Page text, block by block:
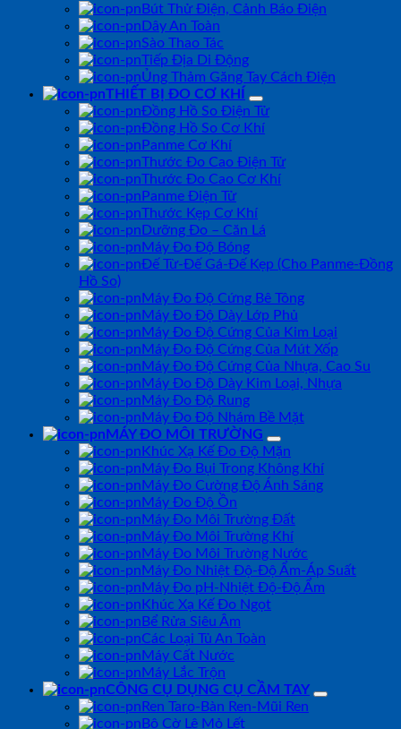
Bút Thử Điện, Cảnh Báo Điện
Dây An Toàn
Sào Thao Tác
Tiếp Địa Di Động
Ủng Thảm Găng Tay Cách Điện
THIẾT BỊ ĐO CƠ KHÍ
Đồng Hồ So Điện Tử
Đồng Hồ So Cơ Khí
Panme Cơ Khí
Thước Đo Cao Điện Tử
Thước Đo Cao Cơ Khí
Panme Điện Tử
Thước Kẹp Cơ Khí
Dưỡng Đo – Căn Lá
Máy Đo Độ Bóng
Đế Từ-Đế Gá-Đế Kẹp (Cho Panme-Đồng
Hồ So)
Máy Đo Độ Cứng Bê Tông
Máy Đo Độ Dày Lớp Phủ
Máy Đo Độ Cứng Của Kim Loại
Máy Đo Độ Cứng Của Mút Xốp
Máy Đo Độ Cứng Của Nhựa, Cao Su
Máy Đo Độ Dày Kim Loại, Nhựa
Máy Đo Độ Rung
Máy Đo Độ Nhám Bề Mặt
MÁY ĐO MÔI TRƯỜNG
Khúc Xạ Kế Đo Độ Mặn
Máy Đo Bụi Trong Không Khí
Máy Đo Cường Độ Ánh Sáng
Máy Đo Độ Ồn
Máy Đo Môi Trường Đất
Máy Đo Môi Trường Khí
Máy Đo Môi Trường Nước
Máy Đo Nhiệt Độ-Độ Ẩm-Áp Suất
Máy Đo pH-Nhiệt Độ-Độ Ẩm
Khúc Xạ Kế Đo Ngọt
Bể Rửa Siêu Âm
Các Loại Tủ An Toàn
Máy Cất Nước
Máy Lắc Trộn
CÔNG CỤ DỤNG CỤ CẦM TAY
Ren Taro-Bàn Ren-Mũi Ren
Bộ Cờ Lê Mỏ Lết